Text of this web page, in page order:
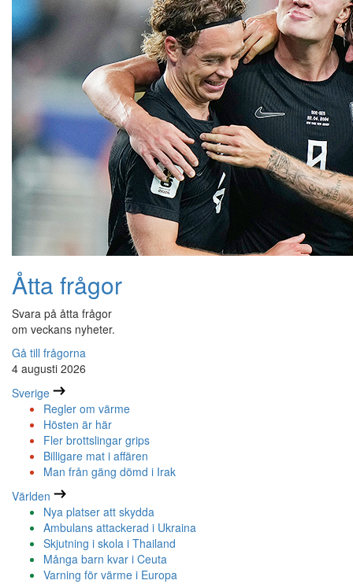
Åtta frågor
Svara på åtta frågor
om veckans nyheter.
Gå till frågorna
4 augusti 2026
Sverige
Regler om värme
Hösten är här
Fler brottslingar grips
Billigare mat i affären
Man från gäng dömd i Irak
Världen
Nya platser att skydda
Ambulans attackerad i Ukraina
Skjutning i skola i Thailand
Många barn kvar i Ceuta
Varning för värme i Europa